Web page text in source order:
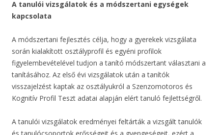
A tanulói vizsgálatok és a módszertani egységek
kapcsolata
A módszertani fejlesztés célja, hogy a gyerekek vizsgálata
során kialakított osztályprofil és egyéni profilok
figyelembevételével tudjon a tanító módszertant választani a
tanításához. Az első évi vizsgálatok után a tanítók
visszajelzést kaptak az osztályukról a Szenzomotoros és
Kognitív Profil Teszt adatai alapján elért tanuló fejlettségről.
A tanulói vizsgálatok eredményei feltárták a vizsgált tanulók